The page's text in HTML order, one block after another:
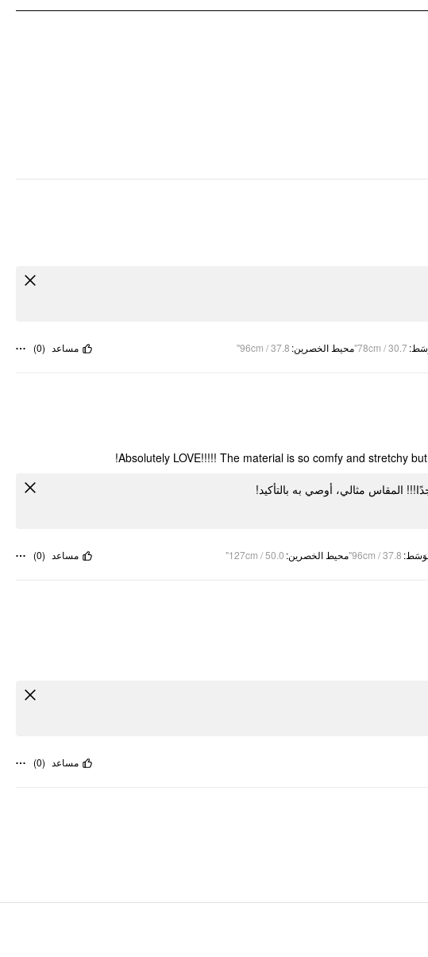
:
78cm / 30.7" محيط الخصرين:
96cm / 37.8" مساعد (
0
)
Absolutely LOVE!!!!! The material is so comfy and stretchy
المقاس مثالي، أوصي به بالتأكيد!
:
96cm / 37.8" محيط الخصرين:
127cm / 50.0" مساعد (
0
)
مساعد (
0
)